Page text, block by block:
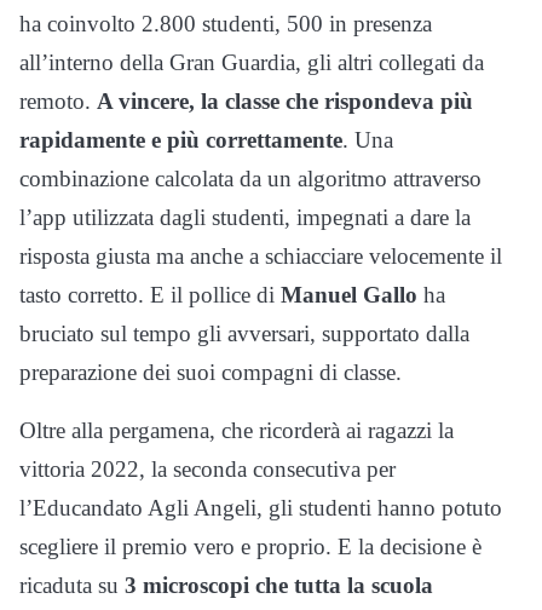
ha coinvolto 2.800 studenti, 500 in presenza
all’interno della Gran Guardia, gli altri collegati da
remoto. A vincere, la classe che rispondeva più
rapidamente e più correttamente. Una
combinazione calcolata da un algoritmo attraverso
l’app utilizzata dagli studenti, impegnati a dare la
risposta giusta ma anche a schiacciare velocemente il
tasto corretto. E il pollice di Manuel Gallo ha
bruciato sul tempo gli avversari, supportato dalla
preparazione dei suoi compagni di classe.
Oltre alla pergamena, che ricorderà ai ragazzi la
vittoria 2022, la seconda consecutiva per
l’Educandato Agli Angeli, gli studenti hanno potuto
scegliere il premio vero e proprio. E la decisione è
ricaduta su 3 microscopi che tutta la scuola